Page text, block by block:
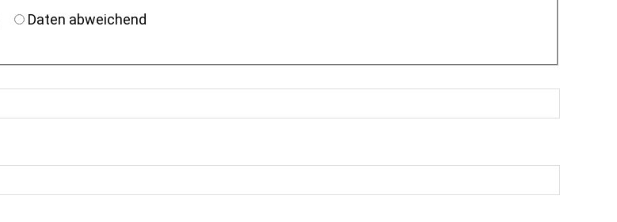
Daten abweichend